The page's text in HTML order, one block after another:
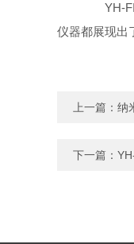
YH-
仪器都展现出
上一篇： 纳
下一篇：